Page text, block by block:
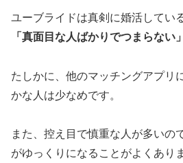
ユーブライドは真剣に婚活してい
「真面目な人ばかりでつまらない
たしかに、他のマッチングアプリ
かな人は少なめです。
また、控え目で慎重な人が多いの
がゆっくりになることがよくあり